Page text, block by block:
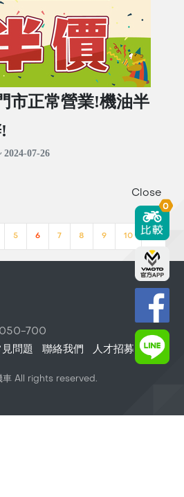
市正常營業!機油半
2024-07-26
5 6 7 8 9 10 >>
050-700
見問題 聯絡我們 人才招募
車 All rights reserved.
Close
0